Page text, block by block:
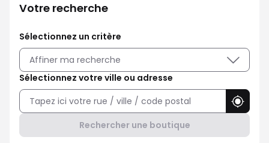
Votre recherche
Sélectionnez un critère
Affiner ma recherche
Sélectionnez votre ville ou adresse
Rechercher une boutique